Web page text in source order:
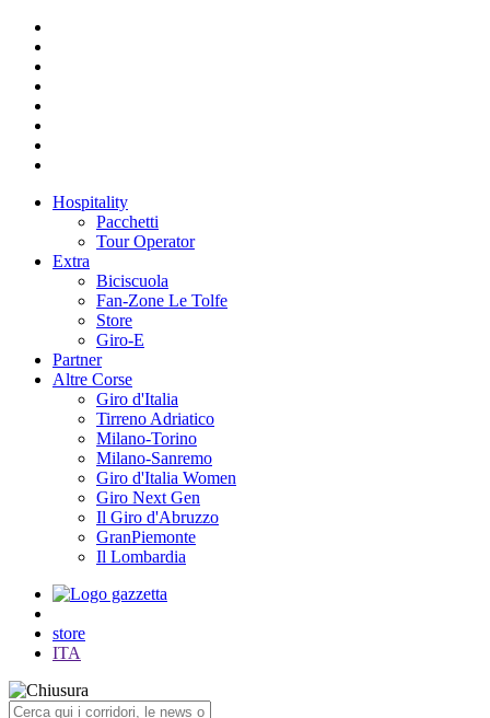
Hospitality
Pacchetti
Tour Operator
Extra
Biciscuola
Fan-Zone Le Tolfe
Store
Giro-E
Partner
Altre Corse
Giro d'Italia
Tirreno Adriatico
Milano-Torino
Milano-Sanremo
Giro d'Italia Women
Giro Next Gen
Il Giro d'Abruzzo
GranPiemonte
Il Lombardia
store
ITA